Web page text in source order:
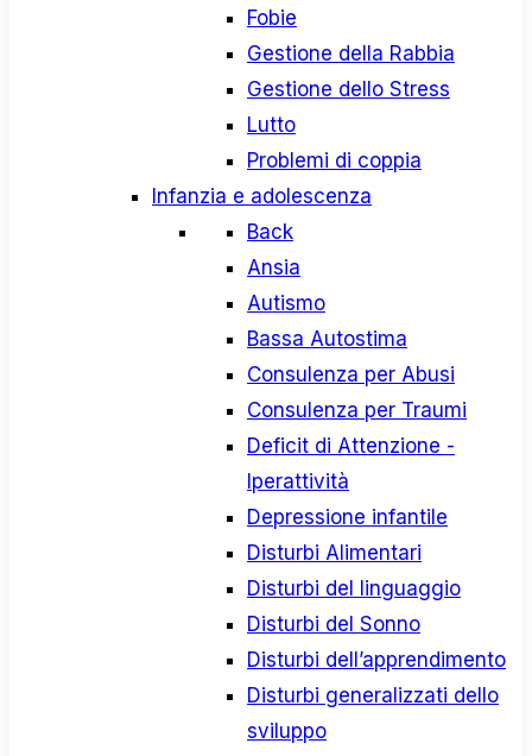
Fobie
Gestione della Rabbia
Gestione dello Stress
Lutto
Problemi di coppia
Infanzia e adolescenza
Back
Ansia
Autismo
Bassa Autostima
Consulenza per Abusi
Consulenza per Traumi
Deficit di Attenzione -
Iperattività
Depressione infantile
Disturbi Alimentari
Disturbi del linguaggio
Disturbi del Sonno
Disturbi dell’apprendimento
Disturbi generalizzati dello
sviluppo